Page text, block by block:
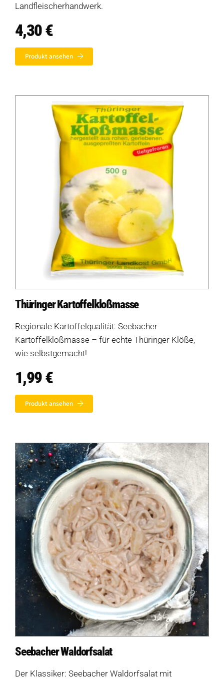
Landfleischerhandwerk.
4,30€
Produkt ansehen
Thüringer Kartoffelkloßmasse
Regionale Kartoffelqualität: Seebacher
Kartoffelkloßmasse – für echte Thüringer Klöße,
wie selbstgemacht!
1,99€
Produkt ansehen
Seebacher Waldorfsalat
Der Klassiker: Seebacher Waldorfsalat mit